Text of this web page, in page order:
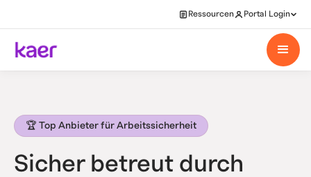
Ressourcen Portal Login
🏆 Top Anbieter für Arbeitssicherheit
Sicher betreut durch